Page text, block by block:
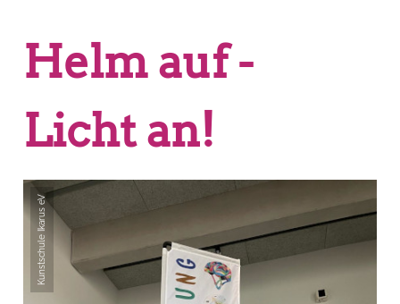
Helm auf -
Licht an!
Kunstschule Ikarus eV